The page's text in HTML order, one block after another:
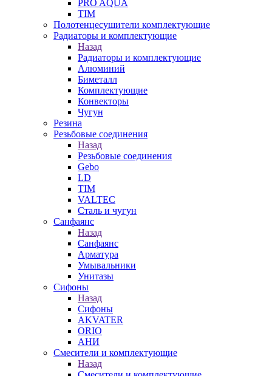
PRO AQUA
TIM
Полотенцесушители комплектующие
Радиаторы и комплектующие
Назад
Радиаторы и комплектующие
Алюминий
Биметалл
Комплектующие
Конвекторы
Чугун
Резина
Резьбовые соединения
Назад
Резьбовые соединения
Gebo
LD
TIM
VALTEC
Сталь и чугун
Санфаянс
Назад
Санфаянс
Арматура
Умывальники
Унитазы
Сифоны
Назад
Сифоны
AKVATER
ORIO
АНИ
Смесители и комплектующие
Назад